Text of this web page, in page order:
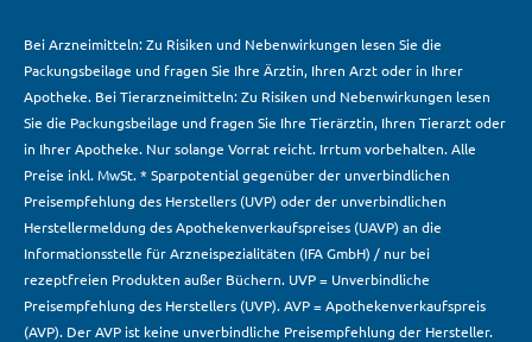
Bei Arzneimitteln: Zu Risiken und Nebenwirkungen lesen Sie die
Packungsbeilage und fragen Sie Ihre Ärztin, Ihren Arzt oder in Ihrer
Apotheke. Bei Tierarzneimitteln: Zu Risiken und Nebenwirkungen lesen
Sie die Packungsbeilage und fragen Sie Ihre Tierärztin, Ihren Tierarzt oder
in Ihrer Apotheke. Nur solange Vorrat reicht. Irrtum vorbehalten. Alle
Preise inkl. MwSt. * Sparpotential gegenüber der unverbindlichen
Preisempfehlung des Herstellers (UVP) oder der unverbindlichen
Herstellermeldung des Apothekenverkaufspreises (UAVP) an die
Informationsstelle für Arzneispezialitäten (IFA GmbH) / nur bei
rezeptfreien Produkten außer Büchern. UVP = Unverbindliche
Preisempfehlung des Herstellers (UVP). AVP = Apothekenverkaufspreis
(AVP). Der AVP ist keine unverbindliche Preisempfehlung der Hersteller.